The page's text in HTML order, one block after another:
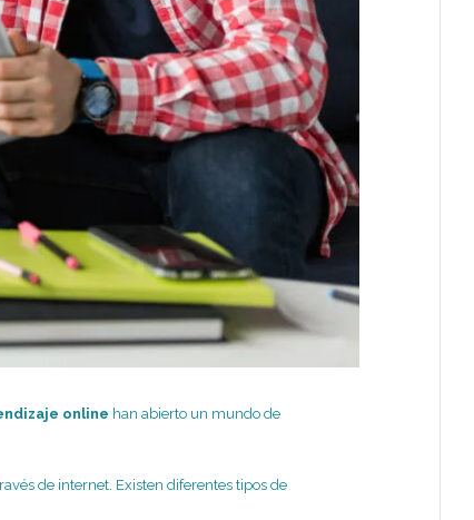
online han abierto un mundo de
de internet. Existen diferentes tipos de